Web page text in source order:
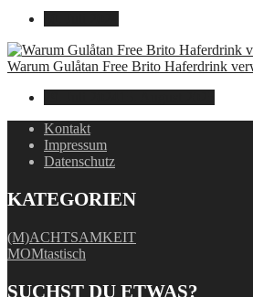
Warum Gulåtan Free Brito Haferdrink
Kontakt
Impressum
Datenschutz
KATEGORIEN
(M)ACHTSAMKEIT
MOMtastisch
SUCHST DU ETWAS?